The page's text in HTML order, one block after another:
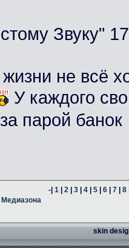
Звуку"
жизни не всё
У каждого
парой банок
-|1 |2 |3 |4 |5 |6 |7 |8
Медиазона
skin